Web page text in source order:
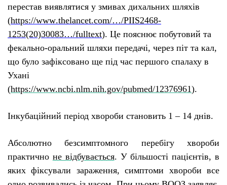
перестав виявлятися у змивах дихальних шляхів
(https://www.thelancet.com/…/PIIS2468-
1253(20)30083…/fulltext). Це пояснює побутовий та
фекально-оральний шляхи передачі, через піт та кал,
що було зафіксовано ще під час першого спалаху в
Ухані
(https://www.ncbi.nlm.nih.gov/pubmed/12376961).
Інкубаційний період хвороби становить 1 – 14 днів.
Абсолютно безсимптомного перебігухвороби
практично не відбувається. У більшості пацієнтів, в
яких фіксували зараження, симптоми хвороби все